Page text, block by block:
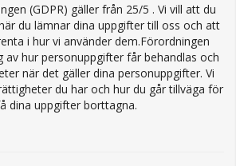
(GDPR) gäller från 25/5 . Vi vill att du
du lämnar dina uppgifter till oss och att
i hur vi använder dem.Förordningen
av hur personuppgifter får behandlas och
när det gäller dina personuppgifter. Vi
du har och hur du går tillväga för
dina uppgifter borttagna.